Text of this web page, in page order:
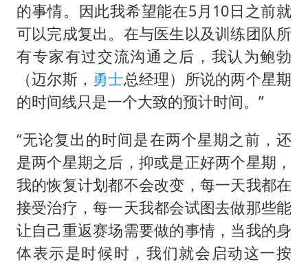
的事情。因此我希望能在5月10日之前就
可以完成复出。在与医生以及训练团队所
有专家有过交流沟通之后，我认为鲍勃
（迈尔斯， 勇士总经理）所说的两个星期
的时间线只是一个大致的预计时间。”
“无论复出的时间是在两个星期之前，还
是两个星期之后，抑或是正好两个星期，
我的恢复计划都不会改变，每一天我都在
接受治疗，每一天我都会试图去做那些能
让自己重返赛场需要做的事情，当我的身
体表示是时候时，我们就会启动这一按